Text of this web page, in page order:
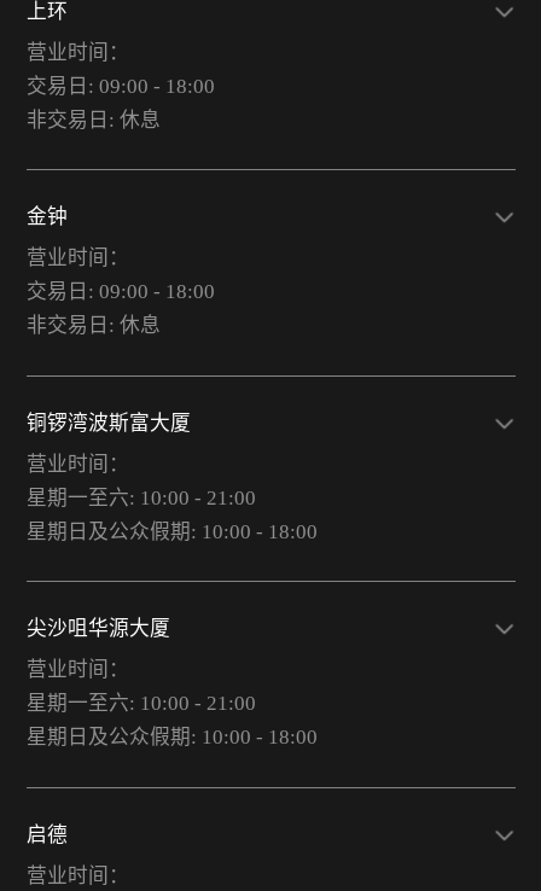
上环
营业时间：
交易日: 09:00 - 18:00
非交易日: 休息
金钟
营业时间：
交易日: 09:00 - 18:00
非交易日: 休息
铜锣湾波斯富大厦
营业时间：
星期一至六: 10:00 - 21:00
星期日及公众假期: 10:00 - 18:00
尖沙咀华源大厦
营业时间：
星期一至六: 10:00 - 21:00
星期日及公众假期: 10:00 - 18:00
启德
营业时间：